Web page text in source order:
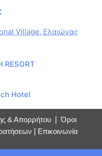
RESORT
Hotel
& Απορρήτου|Όροι
Επικοινωνία